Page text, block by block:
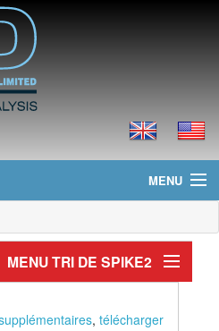
MENU
MENU TRI DE SPIKE2
, télécharger